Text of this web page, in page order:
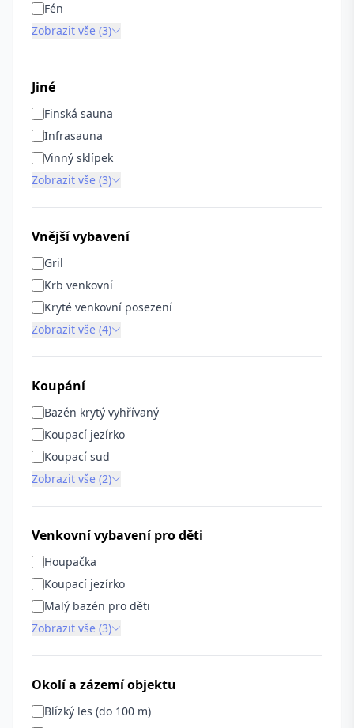
Fén
Zobrazit vše (3)
Jiné
Finská sauna
Infrasauna
Vinný sklípek
Zobrazit vše (3)
Vnější vybavení
Gril
Krb venkovní
Kryté venkovní posezení
Zobrazit vše (4)
Koupání
Bazén krytý vyhřívaný
Koupací jezírko
Koupací sud
Zobrazit vše (2)
Venkovní vybavení pro děti
Houpačka
Koupací jezírko
Malý bazén pro děti
Zobrazit vše (3)
Okolí a zázemí objektu
Blízký les (do 100 m)